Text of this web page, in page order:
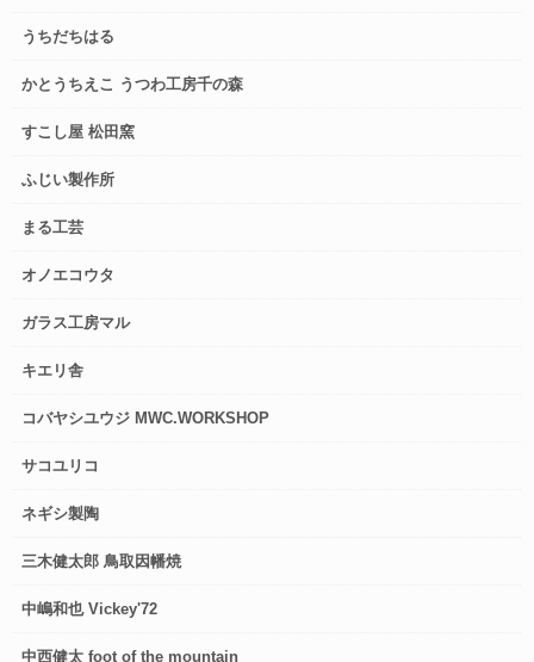
うちだちはる
かとうちえこ うつわ工房千の森
すこし屋 松田窯
ふじい製作所
まる工芸
オノエコウタ
ガラス工房マル
キエリ舎
コバヤシユウジ MWC.WORKSHOP
サコユリコ
ネギシ製陶
三木健太郎 鳥取因幡焼
中嶋和也 Vickey'72
中西健太 foot of the mountain